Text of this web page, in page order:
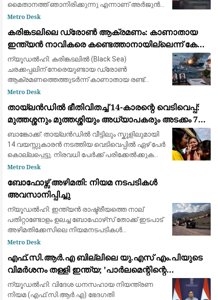
മൈതാനത്ത് ഞാനിരിക്കുന്നു എന്നാണ് അർജുൻ
ആയങ്കി സമൂഹമാധ്യമത്തിൽ പോസ്റ്റ്
കാറിൽ പാല
Metro Desk
കരിങ്കടലിലെ ഡ്രോൺ ആക്രമണം: കാണാതായ
ഇന്ത്യൻ നാവികരെ കണ്ടെത്താനായില്ലെന്ന് കേന്ദ്ര
സർക്കാർ
ന്യൂഡൽഹി: കരിങ്കടലിൽ (Black Sea)
ചരക്കപ്പലിന് നേരെയുണ്ടായ ഡ്രോൺ
ആക്രമണത്തെത്തുടർന്ന് കാണാതായ രണ്ട്
ഇന്ത്യൻ നാവികരെ കണ്ടെത്താൻ
കോടതിയെ അറിയിച്ചു. വിപുലമായ തിരച
Metro Desk
തായ്‌ലൻഡിൽ ഭീതിവിതച്ച് 14-കാരന്റെ വെടിവെപ്പ്:
മുത്തശ്ശനും മുത്തശ്ശിയും അധ്യാപകരും അടക്കം 7
പേർ കൊല്ലപ്പെട്ടു
ബാങ്കോക്ക്: തായ്‌ലൻഡിൽ വീട്ടിലും സ്കൂളിലുമായി
14 വയസ്സുകാരൻ നടത്തിയ വെടിവെപ്പിൽ ഏഴ് പേർ
കൊല്ലപ്പെട്ടു. നിരവധി പേർക്ക് പരിക്കേൽക്കുകയും
ചെയ്തു. വെള്ളിയാഴ്ച രാവിലെ ബാങ്കോക്കിന്
Metro Desk
ബോഫോഴ്സ് അഴിമതി: നിയമ നടപടികൾ
അവസാനിപ്പിച്ചു
ന്യൂഡൽഹി: ഇന്ത്യൻ രാഷ്ട്രീയത്തെ നാല്
പതിറ്റാണ്ടോളം ഉലച്ച ബോഫോഴ്‌സ് തോക്ക് ഇടപാട്
അഴിമതിക്കേസിലെ നിയമനടപടികൾ
സുപ്രീംകോടതി അവസാനിപ്പിച്ചു. ഹിന്ദുജ
നിർമ്മാതാക്കളായ എബി ബോഫോ
Metro Desk
​എഫ്.സി.ആർ.എ ബില്ലിലെ യു.എസ് എം.പിയുടെ
വിമർശനം തള്ളി ഇന്ത്യ; 'പാർലമെന്റിന്റെ
അധികാരം, ആഭ്യന്തര വിഷയം' എന്ന് വിദേശകാര്യ
മന്ത്രാലയം
ന്യൂഡൽഹി: വിദേശ ധനസഹായ നിയന്ത്രണ
നിയമ (എഫ്.സി.ആർ.എ) ഭേദഗതി